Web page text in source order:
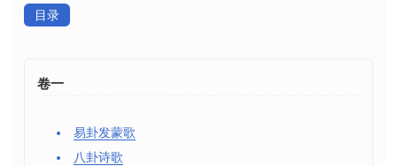
目录
卷一
易卦发蒙歌
八卦诗歌